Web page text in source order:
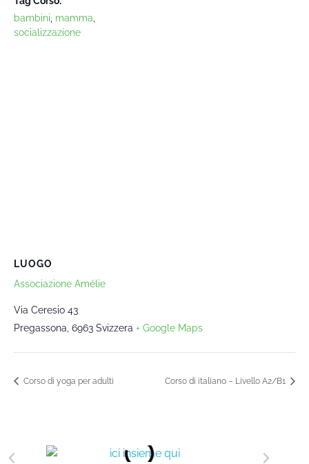
bambini mamma
socializzazione
LUOGO
Associazione Amélie
Via Ceresio 43
Pregassona 6963 Svizzera + Google Maps
Corso di yoga per adulti Corso di italiano – Livello A2/B1